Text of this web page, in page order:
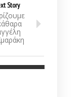
Story